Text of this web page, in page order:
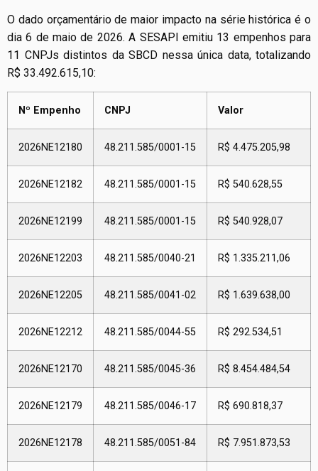
O dado orçamentário de maior impacto na série histórica é o
dia 6 de maio de 2026. A SESAPI emitiu 13 empenhos para
11 CNPJs distintos da SBCD nessa única data, totalizando
R$ 33.492.615,10:
Nº Empenho CNPJ Valor
2026NE12180 48.211.585/0001-15 R$ 4.475.205,98
2026NE12182 48.211.585/0001-15 R$ 540.628,55
2026NE12199 48.211.585/0001-15 R$ 540.928,07
2026NE12203 48.211.585/0040-21 R$ 1.335.211,06
2026NE12205 48.211.585/0041-02 R$ 1.639.638,00
2026NE12212 48.211.585/0044-55 R$ 292.534,51
2026NE12170 48.211.585/0045-36 R$ 8.454.484,54
2026NE12179 48.211.585/0046-17 R$ 690.818,37
2026NE12178 48.211.585/0051-84 R$ 7.951.873,53